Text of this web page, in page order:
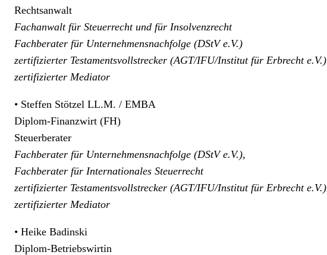
Rechtsanwalt
Fachanwalt für Steuerrecht und für Insolvenzrecht
Fachberater für Unternehmensnachfolge (DStV e.V.)
zertifizierter Testamentsvollstrecker (AGT/IFU/Institut für Erbrecht e.V.)
zertifizierter Mediator
• Steffen Stötzel LL.M. / EMBA
Diplom-Finanzwirt (FH)
Steuerberater
Fachberater für Unternehmensnachfolge (DStV e.V.),
Fachberater für Internationales Steuerrecht
zertifizierter Testamentsvollstrecker (AGT/IFU/Institut für Erbrecht e.V.)
zertifizierter Mediator
• Heike Badinski
Diplom-Betriebswirtin